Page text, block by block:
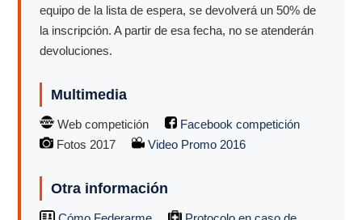
equipo de la lista de espera, se devolverá un 50% de
la inscripción. A partir de esa fecha, no se atenderán
devoluciones.
Multimedia
Web competición
Facebook competición
Fotos 2017
Video Promo 2016
Otra información